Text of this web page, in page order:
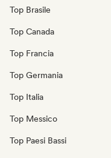
Top Brasile
Top Canada
Top Francia
Top Germania
Top Italia
Top Messico
Top Paesi Bassi